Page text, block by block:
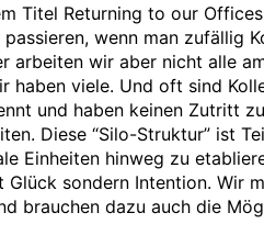
Titel Returning to our
wenn man zufällig
arbeiten wir aber nicht alle
haben viele. Und oft sind
und haben keinen Zutritt
Diese “Silo-Struktur” ist
Einheiten hinweg zu
sondern Intention. Wir
brauchen dazu auch die